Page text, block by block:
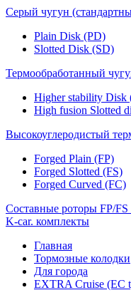
Серый чугун
Plain Disk (PD)
Slotted Disk (SD)
Термообработанный
Higher stability Disk
High fusion Slotted
Высокоуглеродистый
Forged Plain (FP)
Forged Slotted (FS)
Forged Curved (FC)
Составные роторы FP/
K-car. комплекты
Главная
Тормозные колодки
Для города
EXTRA Cruise (EC